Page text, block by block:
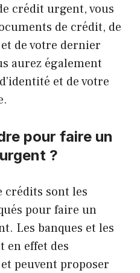
crédit urgent, vous
de crédit, de
de votre dernier
aurez également
et de votre
pour faire un
?
crédits sont les
pour faire un
Les banques et les
en effet des
peuvent proposer